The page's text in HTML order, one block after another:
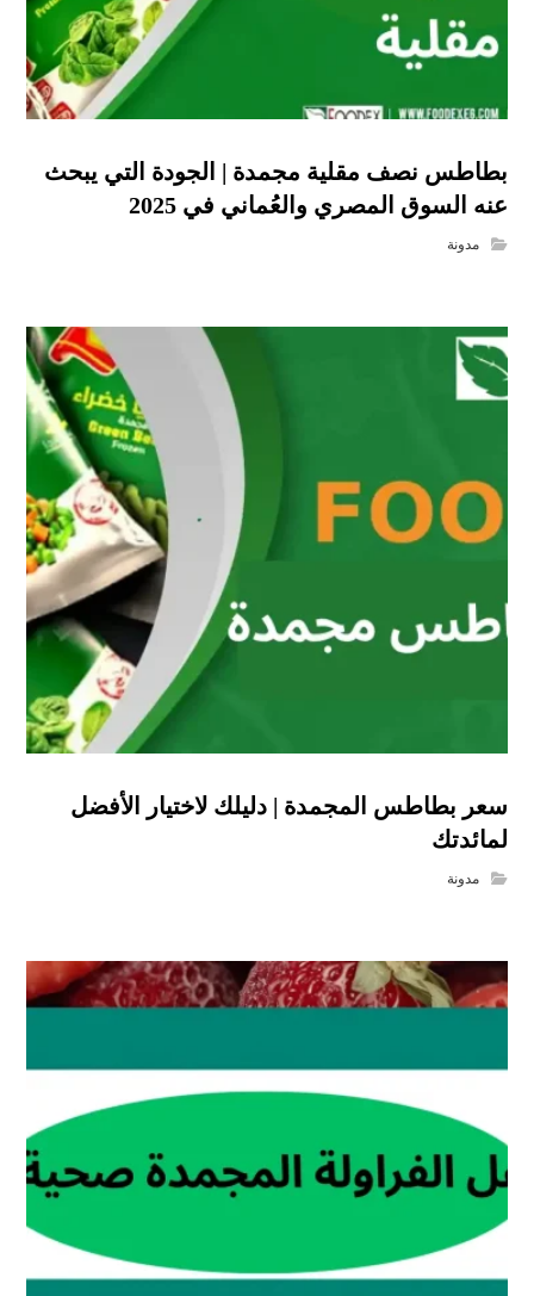
بطاطس نصف مقلية مجمدة | الجودة التي يبحث
عنه السوق المصري والعُماني في 2025
مدونة
سعر بطاطس المجمدة | دليلك لاختيار الأفضل
لمائدتك
مدونة